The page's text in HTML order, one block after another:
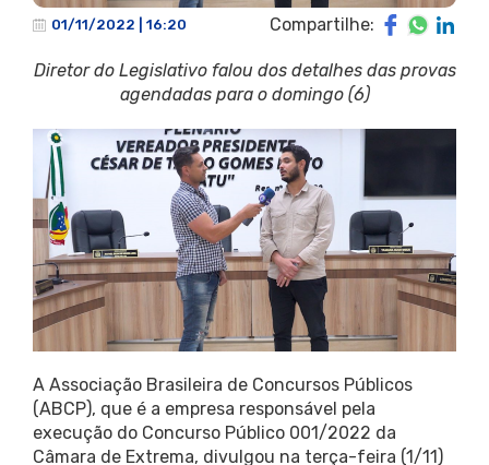
01/11/2022 | 16:20 Compartilhe:
Diretor do Legislativo falou dos detalhes das provas
agendadas para o domingo (6)
A Associação Brasileira de Concursos Públicos
(ABCP), que é a empresa responsável pela
execução do Concurso Público 001/2022 da
Câmara de Extrema, divulgou na terça-feira (1/11)